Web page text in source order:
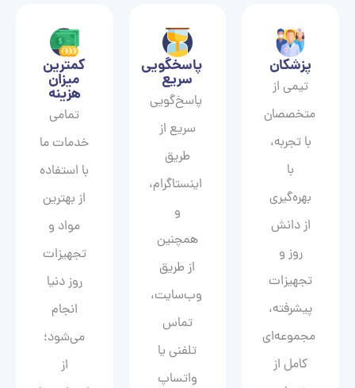
پزشکان
تیمی از
متخصصان
با تجربه،
با
بهره‌گیری
از دانش
روز و
تجهیزات
پیشرفته،
مجموعه‌ای
کامل از
پاسخگویی
سریع
پاسخ‌گویی
سریع از
طریق
اینستاگرام،
و
همچنین
از طریق
وب‌سایت،
تماس
تلفنی یا
واتساپ
کمترین
میزان
هزینه
تمامی
خدمات ما
با استفاده
از بهترین
مواد و
تجهیزات
روز دنیا
انجام
می‌شود؛
از